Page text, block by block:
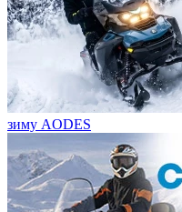
зиму AODES